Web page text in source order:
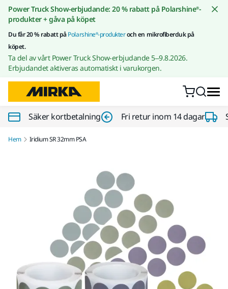
Gå till innehållet
Power Truck Show-erbjudande: 20 % rabatt på Polarshine®-
produkter + gåva på köpet
Du får 20 % rabatt påPolarshine®-produkteroch en mikrofiberduk på
köpet.
Ta del av vårt Power Truck Show-erbjudande 5–9.8.2026.
Erbjudandet aktiveras automatiskt i varukorgen.
Säker kortbetalning Fri retur inom 14 dagar
Hem Iridium SR 32mm PSA